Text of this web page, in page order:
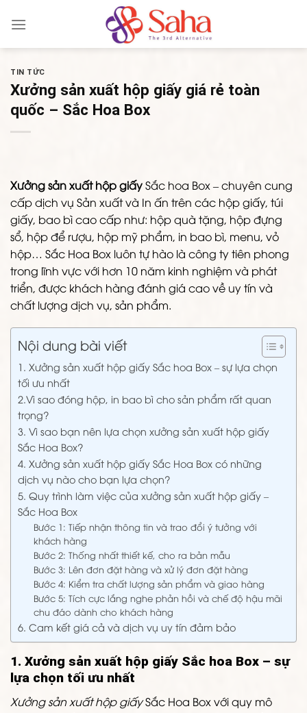
TIN TỨC
Xưởng sản xuất hộp giấy giá rẻ toàn
quốc – Sắc Hoa Box
Xưởng sản xuất hộp giấySắc hoa Box – chuyên cung
cấp dịch vụ Sản xuất và In ấn trên các hộp giấy, túi
giấy, bao bì cao cấp như: hộp quà tặng, hộp đựng
sổ, hộp để rượu, hộp mỹ phẩm, in bao bì, menu, vỏ
hộp… Sắc Hoa Box luôn tự hào là công ty tiên phong
trong lĩnh vực với hơn 10 năm kinh nghiệm và phát
triển, được khách hàng đánh giá cao về uy tín và
chất lượng dịch vụ, sản phẩm.
Nội dung bài viết
1. Xưởng sản xuất hộp giấy Sắc hoa Box – sự lựa chọn
tối ưu nhất
2.Vì sao đóng hộp, in bao bì cho sản phẩm rất quan
trọng?
3. Vì sao bạn nên lựa chọn xưởng sản xuất hộp giấy
Sắc Hoa Box?
4. Xưởng sản xuất hộp giấy Sắc Hoa Box có những
dịch vụ nào cho bạn lựa chọn?
5. Quy trình làm việc của xưởng sản xuất hộp giấy –
Sắc Hoa Box
Bước 1: Tiếp nhận thông tin và trao đổi ý tưởng với
khách hàng
Bước 2: Thống nhất thiết kế, cho ra bản mẫu
Bước 3: Lên đơn đặt hàng và xử lý đơn đặt hàng
Bước 4: Kiểm tra chất lượng sản phẩm và giao hàng
Bước 5: Tích cực lắng nghe phản hồi và chế độ hậu mãi
chu đáo dành cho khách hàng
6. Cam kết giá cả và dịch vụ uy tín đảm bảo
1. Xưởng sản xuất hộp giấy Sắc hoa Box – sự
lựa chọn tối ưu nhất
Xưởng sản xuất hộp giấySắc Hoa Box với quy mô